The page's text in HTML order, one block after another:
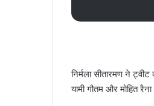
निर्मला सीतारमण ने
यामी गौतम और मोहित